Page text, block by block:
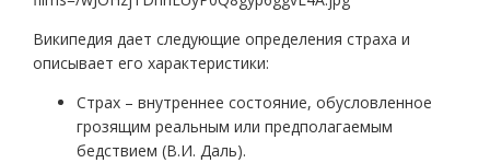
Википедия дает следующие определения страха и
описывает его характеристики:
Страх – внутреннее состояние, обусловленное
грозящим реальным или предполагаемым
бедствием (В.И. Даль).